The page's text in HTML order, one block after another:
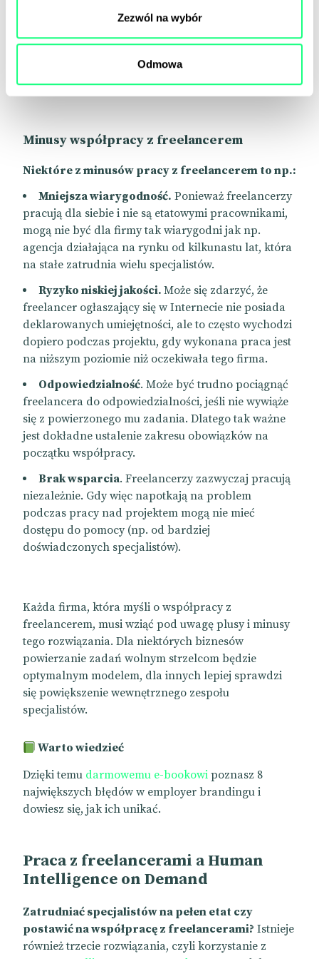
Zezwól na wybór
Odmowa
występuje np. podczas współpracy z agencjami.
Oszczędność czasu.Freelancerzy często oferują
duże agencje marketingowe.
Minusy współpracy z freelancerem
Niektóre z minusów pracy z freelancerem to np.:
Mniejsza wiarygodność. Ponieważ freelancerzy
pracują dla siebie i nie są etatowymi pracownikami,
mogą nie być dla firmy tak wiarygodni jak np.
agencja działająca na rynku od kilkunastu lat, która
na stałe zatrudnia wielu specjalistów.
Ryzyko niskiej jakości. Może się zdarzyć, że
freelancer ogłaszający się w Internecie nie posiada
deklarowanych umiejętności, ale to często wychodzi
dopiero podczas projektu, gdy wykonana praca jest
na niższym poziomie niż oczekiwała tego firma.
Odpowiedzialność. Może być trudno pociągnąć
freelancera do odpowiedzialności, jeśli nie wywiąże
się z powierzonego mu zadania. Dlatego tak ważne
jest dokładne ustalenie zakresu obowiązków na
początku współpracy.
Brak wsparcia. Freelancerzy zazwyczaj pracują
niezależnie. Gdy więc napotkają na problem
podczas pracy nad projektem mogą nie mieć
dostępu do pomocy (np. od bardziej
doświadczonych specjalistów).
Każda firma, która myśli o współpracy z
freelancerem, musi wziąć pod uwagę plusy i minusy
tego rozwiązania. Dla niektórych biznesów
powierzanie zadań wolnym strzelcom będzie
optymalnym modelem, dla innych lepiej sprawdzi
się powiększenie wewnętrznego zespołu
specjalistów.
Warto wiedzieć
Dzięki temu darmowemu e-bookowi poznasz 8
największych błędów w employer brandingu i
dowiesz się, jak ich unikać.
Praca z freelancerami a Human
Intelligence on Demand
Zatrudniać specjalistów na pełen etat czy
postawić na współpracę z freelancerami? Istnieje
również trzecie rozwiązania, czyli korzystanie z